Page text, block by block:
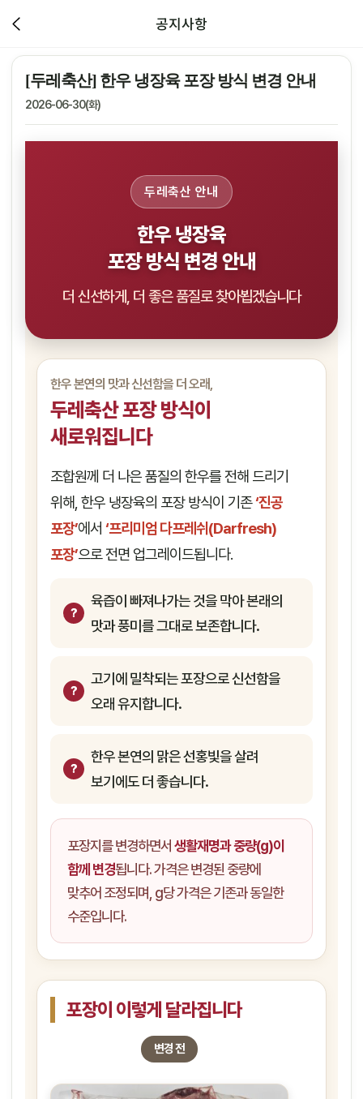
공지사항
[두레축산] 한우 냉장육 포장 방식 변경 안내
2026-06-30(화)
두레축산 안내
한우 냉장육
포장 방식 변경 안내
더 신선하게, 더 좋은 품질로 찾아뵙겠습니다
한우 본연의 맛과 신선함을 더 오래,
두레축산 포장 방식이
새로워집니다
조합원께 더 나은 품질의 한우를 전해 드리기
위해, 한우 냉장육의 포장 방식이 기존‘진공
포장’에서 ‘프리미엄 다프레쉬(Darfresh)
포장’으로 전면 업그레이드됩니다.
육즙이 빠져나가는 것을 막아 본래의
맛과 풍미를 그대로 보존합니다.
고기에 밀착되는 포장으로 신선함을
오래 유지합니다.
한우 본연의 맑은 선홍빛을 살려
보기에도 더 좋습니다.
포장지를 변경하면서 생활재명과 중량(g)이
함께 변경됩니다. 가격은 변경된 중량에
맞추어 조정되며, g당 가격은 기존과 동일한
수준입니다.
포장이 이렇게 달라집니다
변경 전